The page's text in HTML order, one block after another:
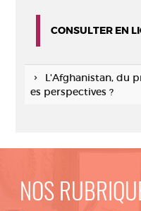
CONSULTER EN
L'Afghanistan, du
es perspectives ?
NOS